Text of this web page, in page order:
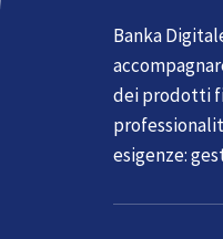
Banka
dei prodotti
esigenze: